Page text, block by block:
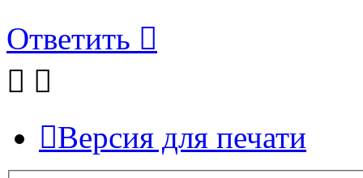
Ответить
Версия для печати